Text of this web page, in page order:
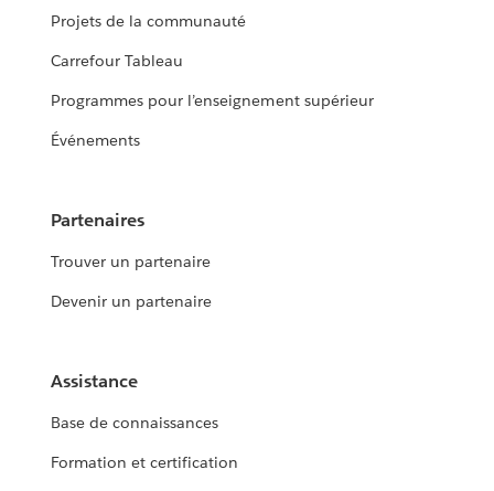
Projets de la communauté
Carrefour Tableau
Programmes pour l’enseignement supérieur
Événements
Partenaires
Trouver un partenaire
Devenir un partenaire
Assistance
Base de connaissances
Formation et certification